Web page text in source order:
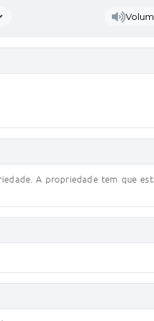
A propriedade tem que